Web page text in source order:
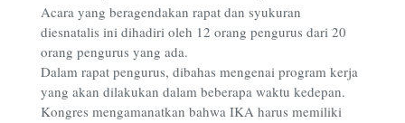
Acara yang beragendakan rapat dan syukuran
diesnatalis ini dihadiri oleh 12 orang pengurus dari 20
orang pengurus yang ada.
Dalam rapat pengurus, dibahas mengenai program kerja
yang akan dilakukan dalam beberapa waktu kedepan.
Kongres mengamanatkan bahwa IKA harus memiliki